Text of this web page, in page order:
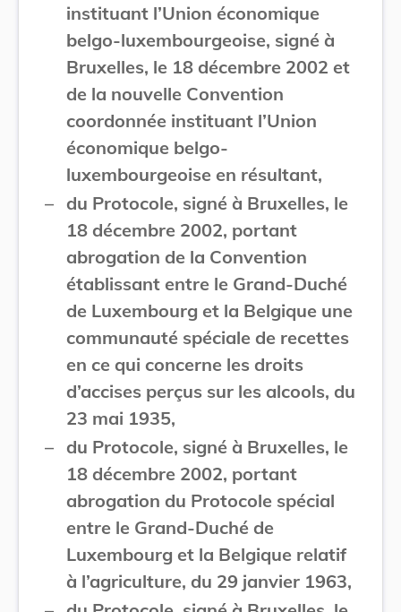
instituant l’Union économique
belgo-luxembourgeoise, signé à
Bruxelles, le 18 décembre 2002 et
de la nouvelle Convention
coordonnée instituant l’Union
économique belgo-
luxembourgeoise en résultant,
– du Protocole, signé à Bruxelles, le
18 décembre 2002, portant
abrogation de la Convention
établissant entre le Grand-Duché
de Luxembourg et la Belgique une
communauté spéciale de recettes
en ce qui concerne les droits
d’accises perçus sur les alcools, du
23 mai 1935,
– du Protocole, signé à Bruxelles, le
18 décembre 2002, portant
abrogation du Protocole spécial
entre le Grand-Duché de
Luxembourg et la Belgique relatif
à l’agriculture, du 29 janvier 1963,